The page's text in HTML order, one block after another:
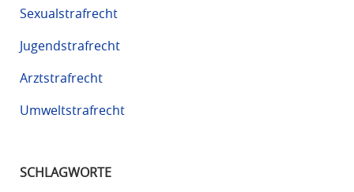
Sexualstrafrecht
Jugendstrafrecht
Arztstrafrecht
Umweltstrafrecht
SCHLAGWORTE